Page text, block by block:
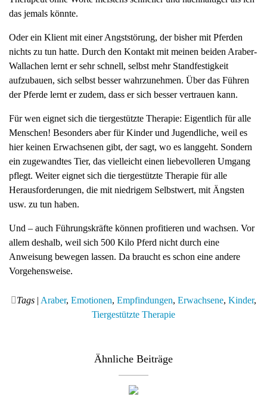
das jemals könnte.
Oder ein Klient mit einer Angststörung, der bisher mit Pferden
nichts zu tun hatte. Durch den Kontakt mit meinen beiden Araber-
Wallachen lernt er sehr schnell, selbst mehr Standfestigkeit
aufzubauen, sich selbst besser wahrzunehmen. Über das Führen
der Pferde lernt er zudem, dass er sich besser vertrauen kann.
Für wen eignet sich die tiergestützte Therapie: Eigentlich für alle
Menschen! Besonders aber für Kinder und Jugendliche, weil es
hier keinen Erwachsenen gibt, der sagt, wo es langgeht. Sondern
ein zugewandtes Tier, das vielleicht einen liebevolleren Umgang
pflegt. Weiter eignet sich die tiergestützte Therapie für alle
Herausforderungen, die mit niedrigem Selbstwert, mit Ängsten
usw. zu tun haben.
Und – auch Führungskräfte können profitieren und wachsen. Vor
allem deshalb, weil sich 500 Kilo Pferd nicht durch eine
Anweisung bewegen lassen. Da braucht es schon eine andere
Vorgehensweise.
Tags | Araber, Emotionen, Empfindungen, Erwachsene, Kinder,
Tiergestützte Therapie
Ähnliche Beiträge